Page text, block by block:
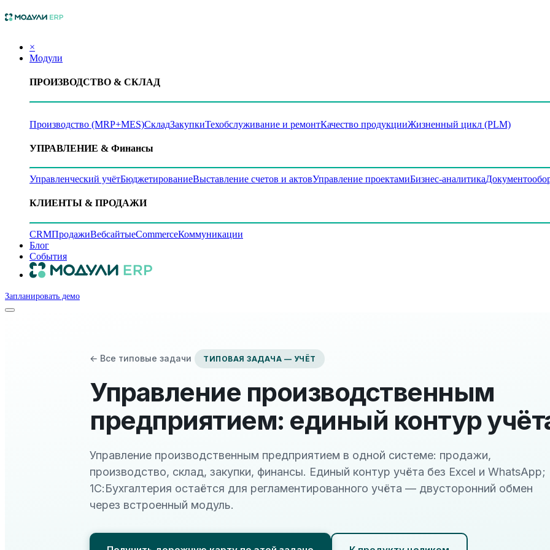
×
Модули
ПРОИЗВОДСТВО & СКЛАД
Производство (MRP+MES)СкладЗакупкиТехобслуживание и ремонтКачество продукцииЖизненный цикл (PLM)
УПРАВЛЕНИЕ & Финансы
Управленческий учётБюджетированиеВыставление счетов и актовУправление проектамиБизнес-аналитика
КЛИЕНТЫ & ПРОДАЖИ
CRMПродажиВебсайтыeCommerceКоммуникации
Блог
События
Запланировать демо
← Все типовые задачи ТИПОВАЯ ЗАДАЧА — УЧЁТ
Управление производственным
предприятием: единый контур
Управление производственным предприятием в одной системе: продажи,
производство, склад, закупки, финансы. Единый контур учёта без Excel и WhatsApp;
1С:Бухгалтерия остаётся для регламентированного учёта — двусторонний обмен
через встроенный модуль.